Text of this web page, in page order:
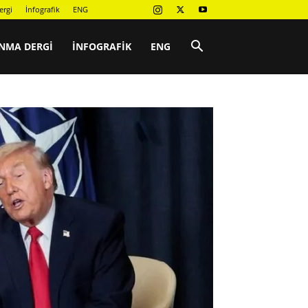
İnfografik ENG
DERGI İNFOGRAFIK ENG